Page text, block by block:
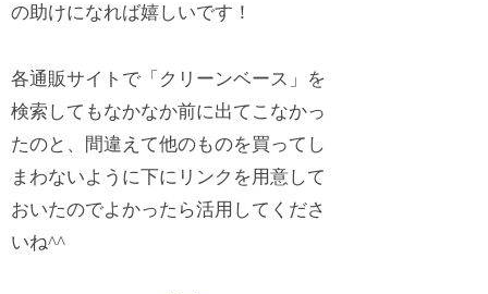
の助けになれば嬉しいです！
各通販サイトで「クリーンベース」を
検索してもなかなか前に出てこなかっ
たのと、間違えて他のものを買ってし
まわないように下にリンクを用意して
おいたのでよかったら活用してくださ
いね^^